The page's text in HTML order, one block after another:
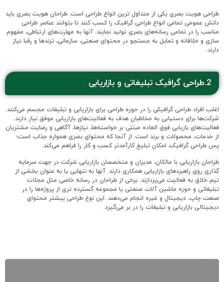
طراحی هویت بصری یکی از متداول ترین انواع طراحی است. طراحان هویت بصری باید
دانش عمومی تمامی انواع طراحی گرافیک را کسب کنند تا بتوانند عناصر طراحی
مناسب را در تمامی رسانه‌های بصری تولید نمایند. آنها به مهارت‌های ارتباطی، مفهوم
سازی و خلاقانه و تمایل به جستجو در محتوای صنعتی، سازمانی، ترندها و رقبا نیاز
دارند.
2.طراحی گرافیک تبلیغاتی و بازاریابی
اغلب افراد طراحی گرافیکی را در حوزه طراحی برای بازاریابی و تبلیغات مجسم می‌کنند.
شرکت‌ها برای دستیابی به مخاطبان هدف به فعالیت‌های بازاریابی موفق نیاز دارند.
فعالیت‌های بازیابی فوق العاده مبتنی بر خواسته‌ها، نیازها، آگاهی و رضایت مشتریان
از خدمات، محصولات و برند است. از آنجا که محتوای بصری همواره جذاب است؛
پس طراحی گرافیک، امکان تبلیغ کارآمدتر کسب و کار را فراهم می‌کند.
طراحان بازاریابی با مالکان، مدیران و متخصصان بازاریابی شرکت در جهت سرمایه
گذاری روی راهبردهای بازاریابی همکاری دارند. آنها به تنهایی یا به عنوان بخشی از
تیم خلاق به فعالیت می‌پردازند. برخی از طراحان در رسانه خاصی مثل مجلات
تبلیغاتی و حوزه ماشین آلات صنعتی یا مجموعه گسترده تری از پروژه‌ها را در
صنعت چاپ، دیجیتال و غیره انجام‌ می‌دهند. این نوع طراحی بیشتر محتوای
دیجیتالی بازاریابی و تبلیغات را در بر می‌گیرد.